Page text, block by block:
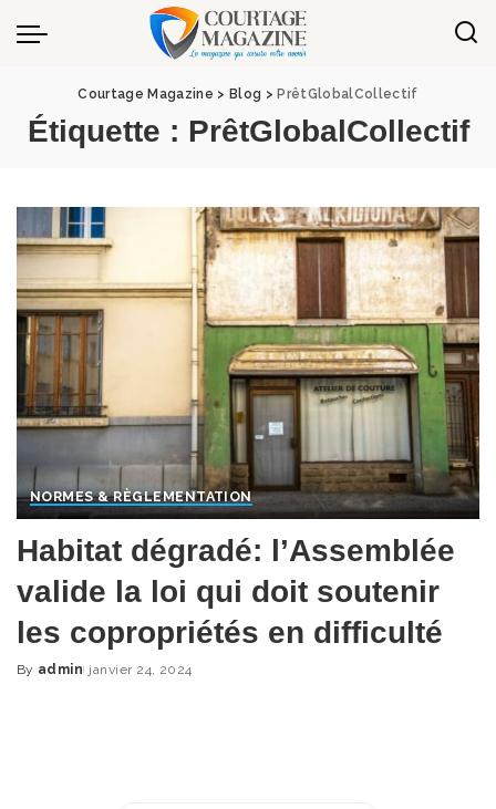
Panneau de gestion des cookies
Courtage Magazine > Blog > PrêtGlobalCollectif
Étiquette : PrêtGlobalCollectif
NORMES & RÈGLEMENTATION
Habitat dégradé: l’Assemblée
valide la loi qui doit soutenir
les copropriétés en difficulté
Posted
By admin janvier 24, 2024